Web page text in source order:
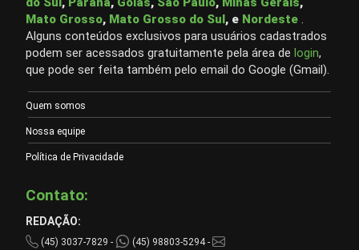
Mato Grosso, Mato Grosso do Sul, e Nordeste .
Alguns conteúdos exclusivos para usuários cadastrados
podem ser acessados gratuitamente pela área de login,
que pode ser feita também pelo email do Google (Gmail).
Quem somos
Nossa equipe
Política de Privacidade
Contato:
REDAÇÃO:
(45) 3037-7829 -
(45) 98803-5294 -